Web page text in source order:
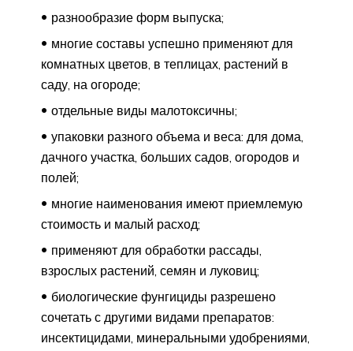
разнообразие форм выпуска;
многие составы успешно применяют для
комнатных цветов, в теплицах, растений в
саду, на огороде;
отдельные виды малотоксичны;
упаковки разного объема и веса: для дома,
дачного участка, больших садов, огородов и
полей;
многие наименования имеют приемлемую
стоимость и малый расход;
применяют для обработки рассады,
взрослых растений, семян и луковиц;
биологические фунгициды разрешено
сочетать с другими видами препаратов:
инсектицидами, минеральными удобрениями,